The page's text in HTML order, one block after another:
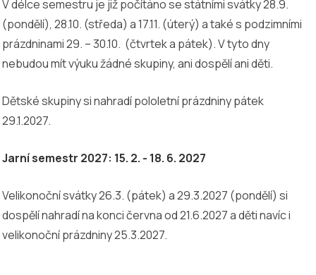
V délce semestru je již počítáno se státními svátky 28.9.
(pondělí), 28.10. (středa) a 17.11. (úterý) a také s podzimními
prázdninami 29. – 30.10. (čtvrtek a pátek). V tyto dny
nebudou mít výuku žádné skupiny, ani dospělí ani děti.
Dětské skupiny si nahradí pololetní prázdniny pátek
29.1.2027.
Jarní semestr 2027: 15. 2. - 18. 6. 2027
Velikonoční svátky 26.3. (pátek) a 29.3.2027 (pondělí) si
dospělí nahradí na konci června od 21.6.2027 a děti navíc i
velikonoční prázdniny 25.3.2027.